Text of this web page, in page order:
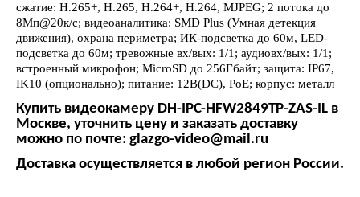
сжатие: H.265+, H.265, H.264+, H.264, MJPEG; 2 потока до
8Мп@20к/с; видеоаналитика: SMD Plus (Умная детекция
движения), охрана периметра; ИК-подсветка до 60м, LED-
подсветка до 60м; тревожные вх/вых: 1/1; аудиовх/вых: 1/1;
встроенный микрофон; MicroSD до 256Гбайт; защита: IP67,
IK10 (опционально); питание: 12В(DC), PoE; корпус: металл
Купить видеокамеру DH-IPC-HFW2849TP-ZAS-IL в
Москве, уточнить цену и заказать доставку
можно по почте: glazgo-video@mail.ru
Доставка осуществляется в любой регион России.